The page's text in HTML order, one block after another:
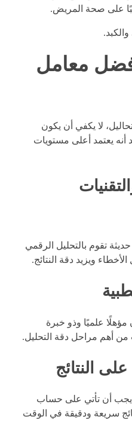
على صحة المريض.
.
افضل معامل
لا يكفي أن يكون
يعتمد أعلى مستويات
تقوم بالتحليل الرقمي
ويزيد دقة النتائج.
علميًا وذو خبرة
من أهم مراحل دقة التحليل.
يجب أن تأتي على حساب
سريعة ودقيقة في الوقت